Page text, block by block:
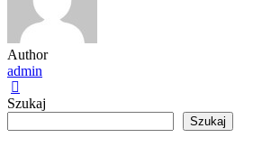
Author
admin
Szukaj
Szukaj